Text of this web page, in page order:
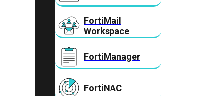
FortiMail
Workspace
FortiManager
FortiNAC